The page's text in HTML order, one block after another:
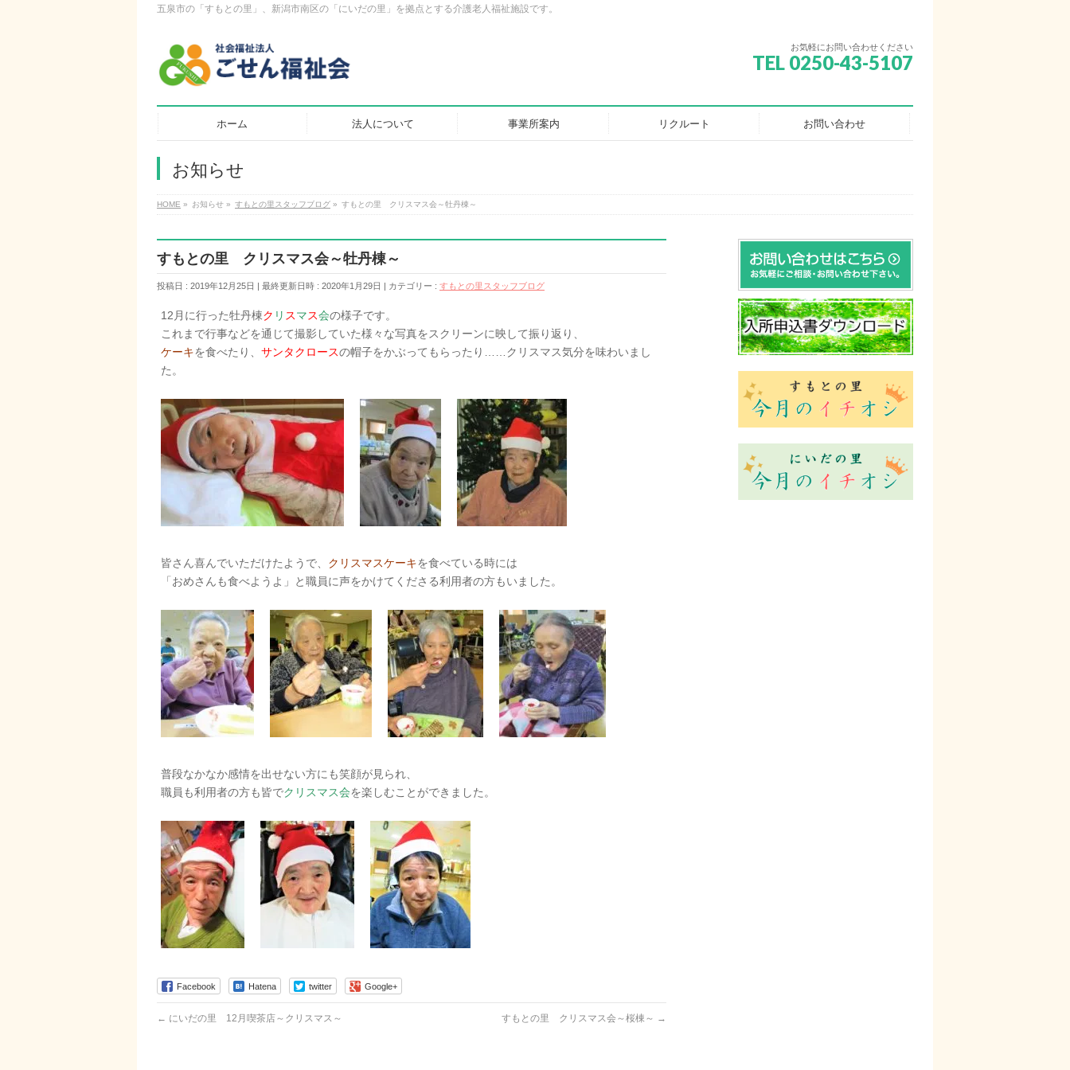
五泉市の「すもとの里」、新潟市南区の「にいだの里」を拠点とする介護老人福祉施設です。
お気軽にお問い合わせください
TEL 0250-43-5107
ホーム 法人について 事業所案内 リクルート お問い合わせ
お知らせ
HOME » お知らせ » すもとの里スタッフブログ » すもとの里 クリスマス会～牡丹棟～
すもとの里 クリスマス会～牡丹棟～
投稿日 : 2019年12月25日 最終更新日時 : 2020年1月29日 カテゴリー : すもとの里スタッフブログ
12月に行った牡丹棟ク リ スマス会の様子です。
これまで行事などを通じて撮影していた様々な写真をスクリーンに映して振り返り、
ケーキを食べたり、 サンタクロースの帽子をかぶってもらったり……クリスマス気分を味わいまし
た。
皆さん喜んでいただけたようで、 クリスマスケーキを食べている時には
「おめさんも食べようよ」と職員に声をかけてくださる利用者の方もいました。
普段なかなか感情を出せない方にも笑顔が見られ、
職員も利用者の方も皆でクリスマス会を楽しむことができました。
Facebook Hatena twitter Google+
← にいだの里 12月喫茶店～クリスマス～ すもとの里 クリスマス会～桜棟～ →